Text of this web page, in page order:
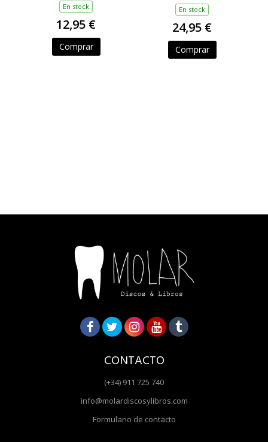
En stock
12,95 €
Comprar
En stock
24,95 €
Comprar
CONTACTO
(+34) 911 725 740
info@molardiscosylibros.com
Formulario de contacto